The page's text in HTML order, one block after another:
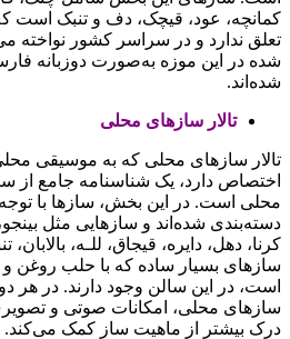
کمانچه، عود، قیچک، دف و تنبک است
تعلق ندارد و در سراسر کشور نواخته
‌شده در این موزه به‌صورت دوزبانه
شده‌اند.
تالار سازهای محلی
تالار سازهای محلی که به موسیقی
اختصاص دارد، یک شناسنامه جامع
محلی است. در این بخش، سازها با
دسته‌بندی شده‌اند و سازهایی مثل
کرنا، دهل، دایره، قیجاق، للـه،
سازهای بسیار ساده که با حلب روغن
است، در این سالن وجود دارند. در هر
سازهای محلی، امکانات صوتی و
درک بیشتر از ماهیت ساز کمک می‌کند.